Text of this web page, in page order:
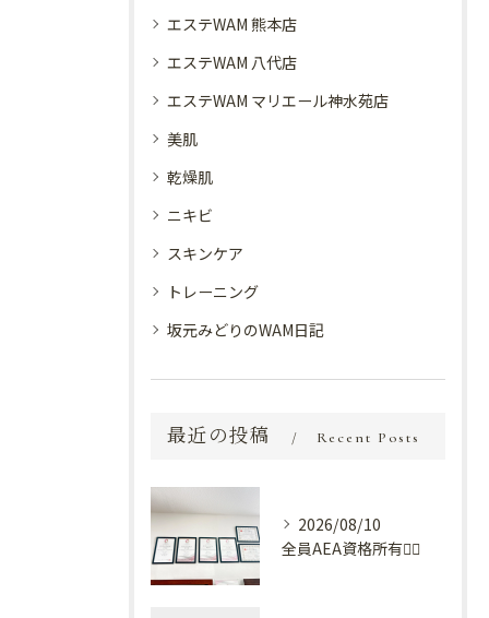
エステWAM 熊本店
エステWAM 八代店
エステWAM マリエール神水苑店
美肌
乾燥肌
ニキビ
スキンケア
トレーニング
坂元みどりのWAM日記
最近の投稿 Recent Posts
2026/08/10
全員AEA資格所有💆‍♀️